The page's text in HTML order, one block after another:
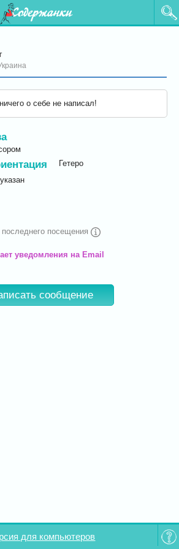
Содержанки
о себе не написал!
Гетеро
посещения
уведомления на Email
сообщение
для компьютеров